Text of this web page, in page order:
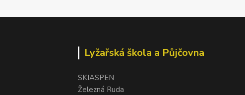
Lyžařská škola a Půjčovna
SKIASPEN
Železná Ruda